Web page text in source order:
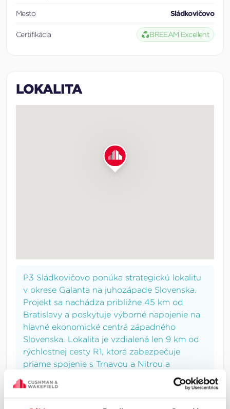
Mesto Sládkovičovo
Certifikácia BREEAM Excellent
LOKALITA
P3 Sládkovičovo ponúka strategickú lokalitu
v okrese Galanta na juhozápade Slovenska.
Projekt sa nachádza približne 45 km od
Bratislavy a poskytuje výborné napojenie na
hlavné ekonomické centrá západného
Slovenska. Lokalita je vzdialená len 9 km od
rýchlostnej cesty R1, ktorá zabezpečuje
priame spojenie s Trnavou a Nitrou a
umožňuje efektívnu distribúciu v rámci
regiónu aj medzinárodných logistických sietí.
Výborná dostupnosť miest ako Trnava (26